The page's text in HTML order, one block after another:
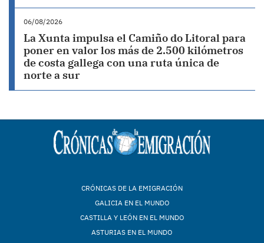
06/08/2026
La Xunta impulsa el Camiño do Litoral para
poner en valor los más de 2.500 kilómetros
de costa gallega con una ruta única de
norte a sur
CRÓNICAS DE LA EMIGRACIÓN
GALICIA EN EL MUNDO
CASTILLA Y LEÓN EN EL MUNDO
ASTURIAS EN EL MUNDO